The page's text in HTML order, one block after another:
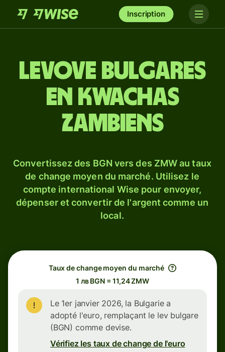
Inscription
Levove bulgares
en kwachas
zambiens
Convertissez des BGN vers des ZMW au taux
de change moyen du marché. Utilisez le
compte international Wise pour envoyer,
dépenser et convertir de l'argent comme un
local.
Taux de change moyen du marché
1 лв BGN = 11,24 ZMW
Le 1er janvier 2026, la Bulgarie a
adopté l'euro, remplaçant le lev bulgare
(BGN) comme devise.
Vérifiez les taux de change de l'euro